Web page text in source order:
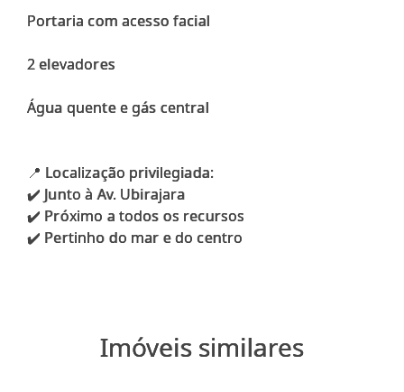
Portaria com acesso facial
2 elevadores
Água quente e gás central
📍 Localização privilegiada:
✔️ Junto à Av. Ubirajara
✔️ Próximo a todos os recursos
Imóveis similares